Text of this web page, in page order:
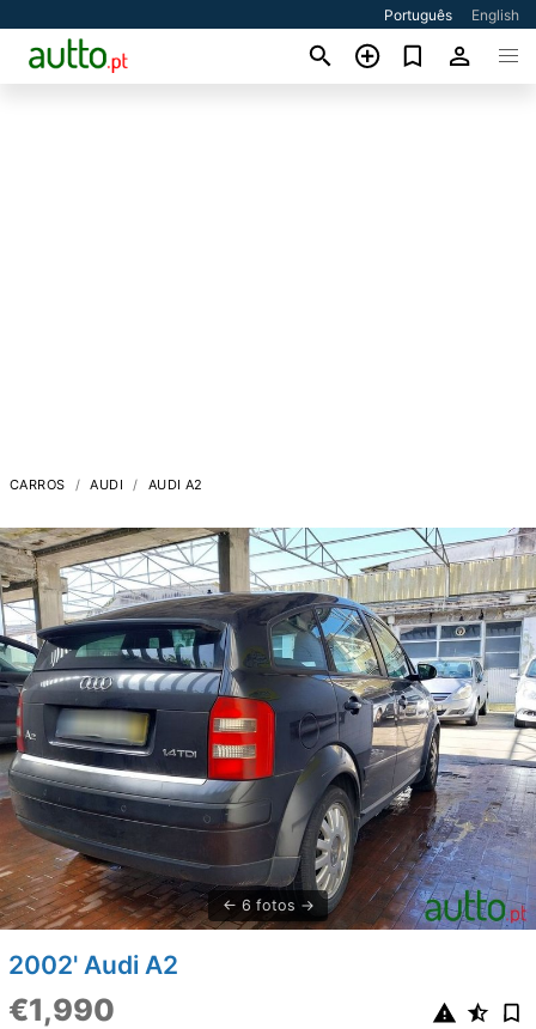
Português English
CARROS AUDI AUDI A2
6 fotos
2002' Audi A2
€1,990